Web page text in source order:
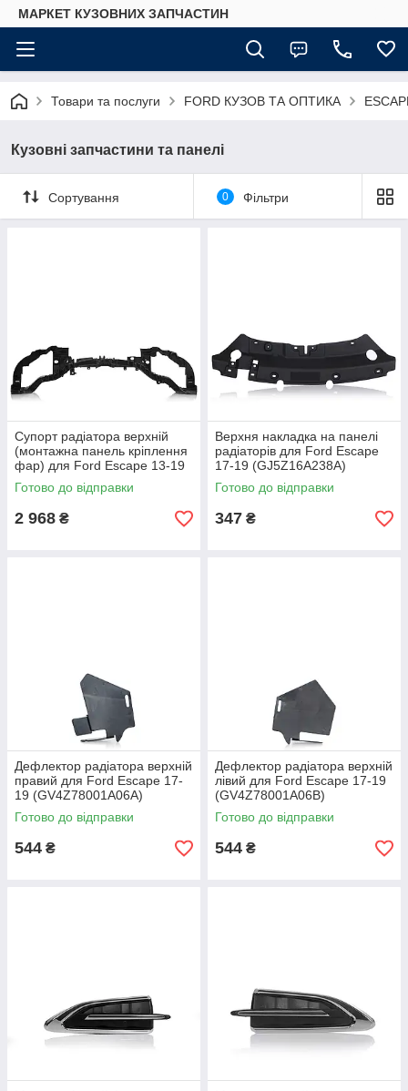
МАРКЕТ КУЗОВНИХ ЗАПЧАСТИН
Товари та послуги FORD КУЗОВ ТА ОПТИКА
Кузовні запчастини та панелі
Сортування 0 Фільтри
Супорт радіатора верхній
(монтажна панель кріплення
фар) для Ford Escape 13-19
(CJ5Z8A284A)
Готово до відправки
2 968 ₴
Верхня накладка на панелі
радіаторів для Ford Escape
17-19 (GJ5Z16A238A)
Готово до відправки
347 ₴
Дефлектор радіатора верхній
правий для Ford Escape 17-
19 (GV4Z78001A06A)
Готово до відправки
544 ₴
Дефлектор радіатора верхній
лівий для Ford Escape 17-19
(GV4Z78001A06B)
Готово до відправки
544 ₴